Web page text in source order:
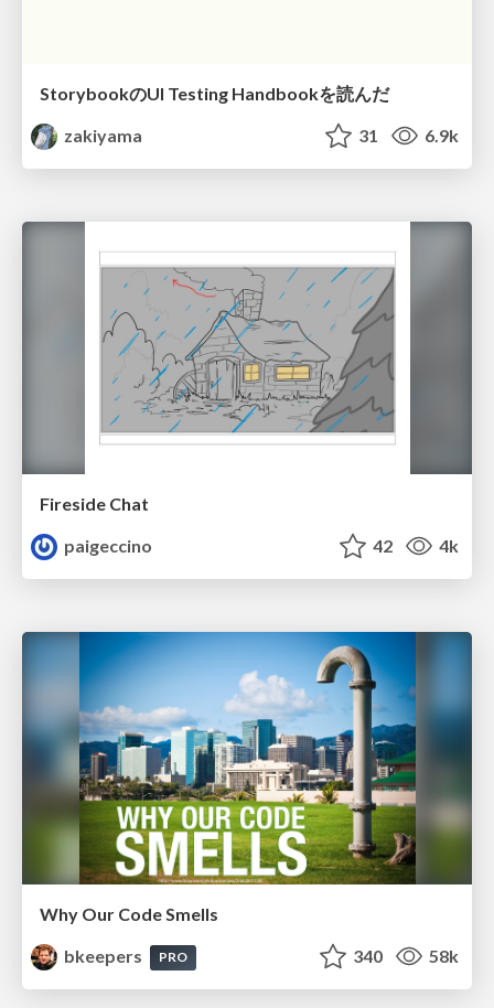
StorybookのUI Testing Handbookを読んだ
zakiyama
31 6.9k
Fireside Chat
paigeccino
42 4k
Why Our Code Smells
bkeepers
PRO 340 58k